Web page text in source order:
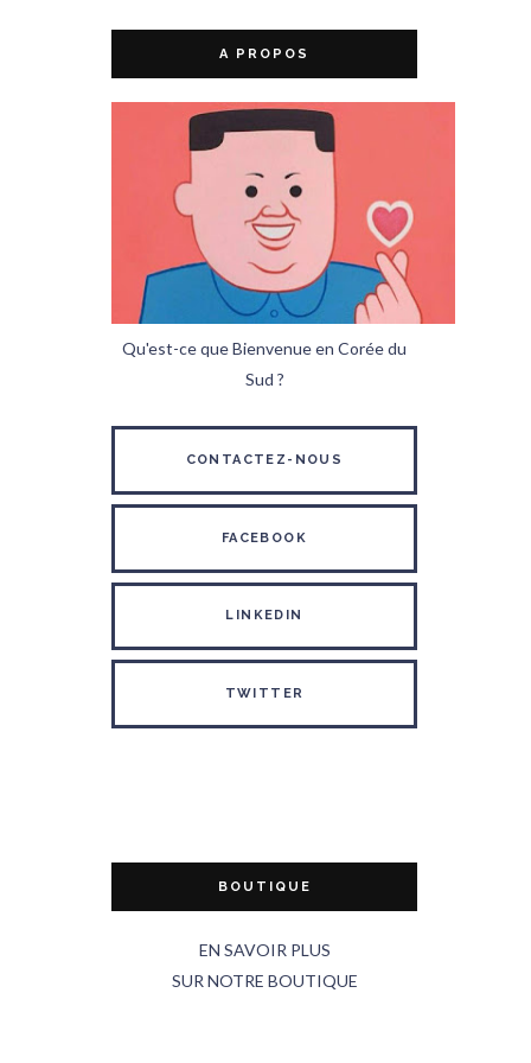
A PROPOS
Qu'est-ce que Bienvenue en Corée du
Sud ?
CONTACTEZ-NOUS
FACEBOOK
LINKEDIN
TWITTER
BOUTIQUE
EN SAVOIR PLUS
SUR NOTRE BOUTIQUE